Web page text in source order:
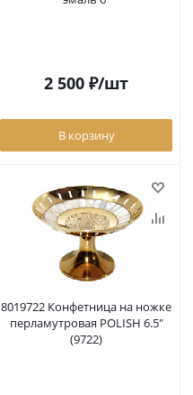
2 500 ₽/шт
В корзину
8019722 Конфетница на ножке
перламутровая POLISH 6.5"
(9722)